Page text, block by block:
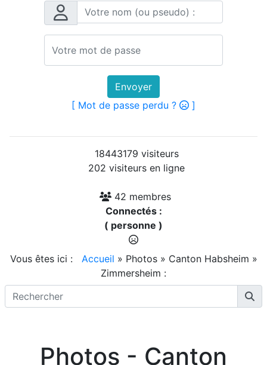
Envoyer
[ Mot de passe perdu ?
]
18443179 visiteurs
202 visiteurs en ligne
42 membres
Connectés :
( personne )
Vous êtes ici : Accueil » Photos» Canton Habsheim »
Zimmersheim :
Photos - Canton